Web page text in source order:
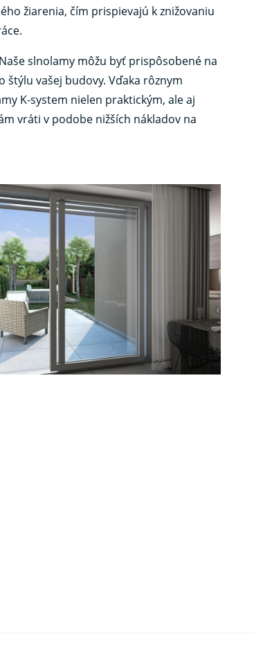
žiarenia, čím prispievajú k znižovaniu
slnolamy môžu byť prispôsobené na
vašej budovy. Vďaka rôznym
K-system nielen praktickým, ale aj
vráti v podobe nižších nákladov na